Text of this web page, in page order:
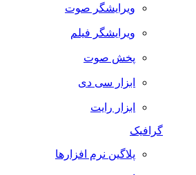
ویرایشگر صوت
ویرایشگر فیلم
پخش صوت
ابزار سی دی
ابزار رایت
گرافیک
پلاگین نرم افزارها